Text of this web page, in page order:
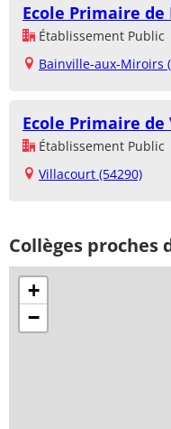
Ecole Primaire
Établissement Public
Bainville-aux-Miroirs
Ecole Primaire
Établissement Public
Villacourt (54290)
Collèges proches
+
−